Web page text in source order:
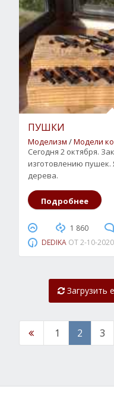
ПУШКИ
Моделизм /Модели
Сегодня 2 октября.
изготовлению
дерева.
Подробнее
1 860
DEDIKA ОТ2-10-
Загрузить
1 2 3